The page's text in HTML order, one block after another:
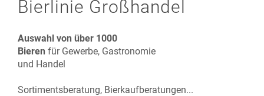
Bierlinie Großhandel
Auswahl von über 1000
Bieren für Gewerbe, Gastronomie
und Handel
Sortimentsberatung, Bierkaufberatungen...